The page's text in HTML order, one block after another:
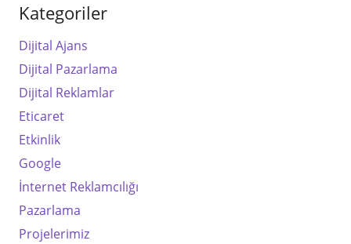
Kategoriler
Dijital Ajans
Dijital Pazarlama
Dijital Reklamlar
Eticaret
Etkinlik
Google
İnternet Reklamcılığı
Pazarlama
Projelerimiz